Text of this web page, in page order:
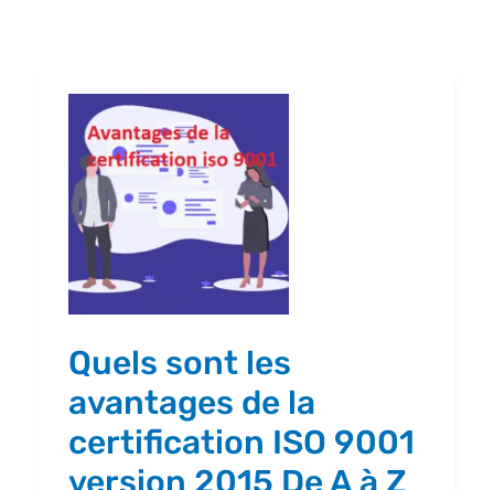
Quels sont les
avantages de la
certification ISO 9001
Quels
sont
les
avantages
de
la
certification
ISO
9001
version
2015